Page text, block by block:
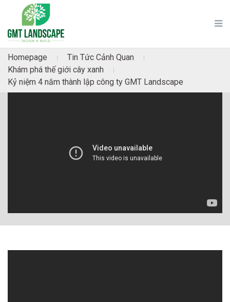
Homepage Tin Tức Cảnh Quan
Khám phá thế giới cây xanh
Kỷ niệm 4 năm thành lập công ty GMT Landscape